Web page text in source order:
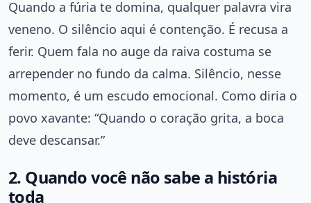
Quando a fúria te domina, qualquer palavra vira
veneno. O silêncio aqui é contenção. É recusa a
ferir. Quem fala no auge da raiva costuma se
arrepender no fundo da calma. Silêncio, nesse
momento, é um escudo emocional. Como diria o
povo xavante: “Quando o coração grita, a boca
deve descansar.”
2. Quando você não sabe a história
toda